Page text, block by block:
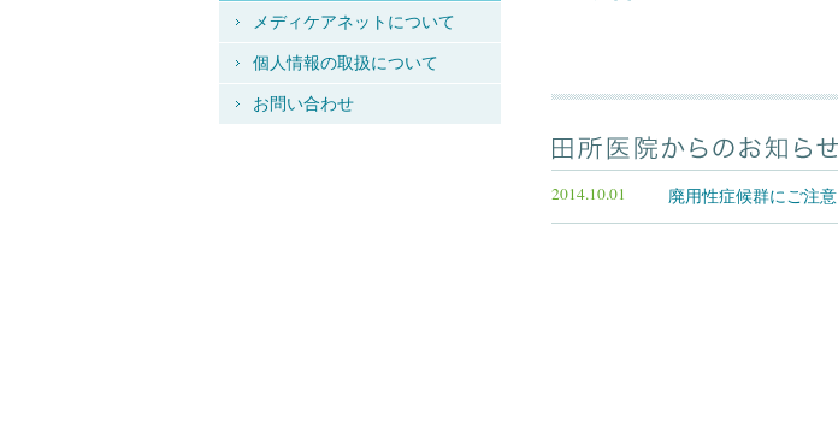
メディケアネットについて
個人情報の取扱について
お問い合わせ
2014.10.01 廃用性症候群にご注意